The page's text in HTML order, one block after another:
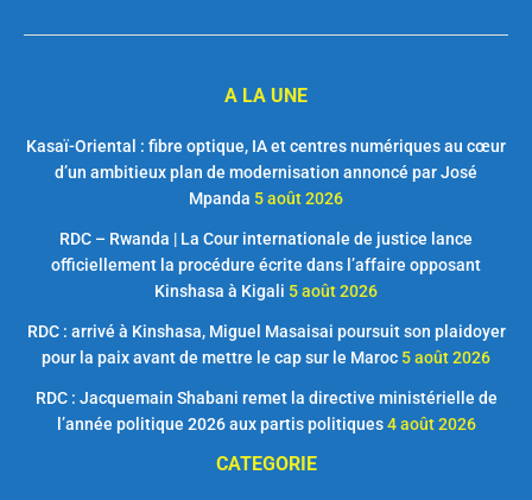
A LA UNE
Kasaï-Oriental : fibre optique, IA et centres numériques au cœur
d’un ambitieux plan de modernisation annoncé par José
Mpanda 5 août 2026
RDC – Rwanda | La Cour internationale de justice lance
officiellement la procédure écrite dans l’affaire opposant
Kinshasa à Kigali 5 août 2026
RDC : arrivé à Kinshasa, Miguel Masaisai poursuit son plaidoyer
pour la paix avant de mettre le cap sur le Maroc 5 août 2026
RDC : Jacquemain Shabani remet la directive ministérielle de
l’année politique 2026 aux partis politiques 4 août 2026
CATEGORIE